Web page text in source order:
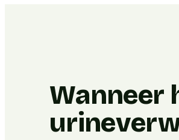
Wanneer